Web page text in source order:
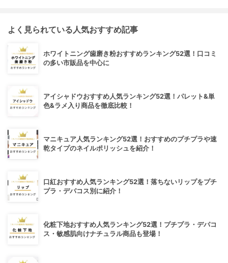
よく見られている人気おすすめ記事
ホワイトニング歯磨き粉おすすめランキング52選！口コミ
の多い市販品を中心に
アイシャドウおすすめ人気ランキング52選！パレット&単
色&ラメ入り商品を徹底比較！
マニキュア人気ランキング52選！おすすめのプチプラや速
乾タイプのネイルポリッシュを紹介！
口紅おすすめ人気ランキング52選！落ちないリップをプチ
プラ・デパコス別に紹介！
化粧下地おすすめ人気ランキング52選！プチプラ・デパコ
ス・敏感肌向けナチュラル商品も登場！